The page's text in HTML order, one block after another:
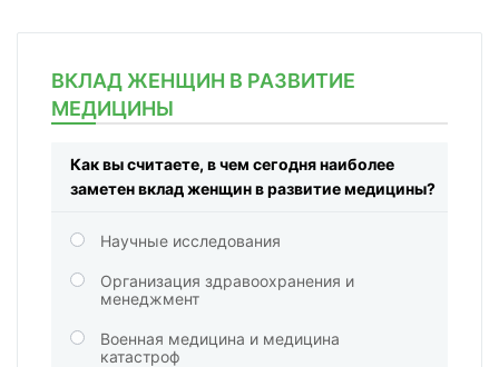
ВКЛАД ЖЕНЩИН В РАЗВИТИЕ
МЕДИЦИНЫ
Как вы считаете, в чем сегодня наиболее
заметен вклад женщин в развитие медицины?
Научные исследования
Организация здравоохранения и
менеджмент
Военная медицина и медицина
катастроф